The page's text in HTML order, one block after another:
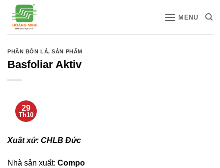
qua
MENU
PHÂN BÓN LÁ,SẢN PHẨM
Basfoliar Aktiv
29
Th10
Xuất xứ: CHLB Đức
Nhà sản xuất: Compo